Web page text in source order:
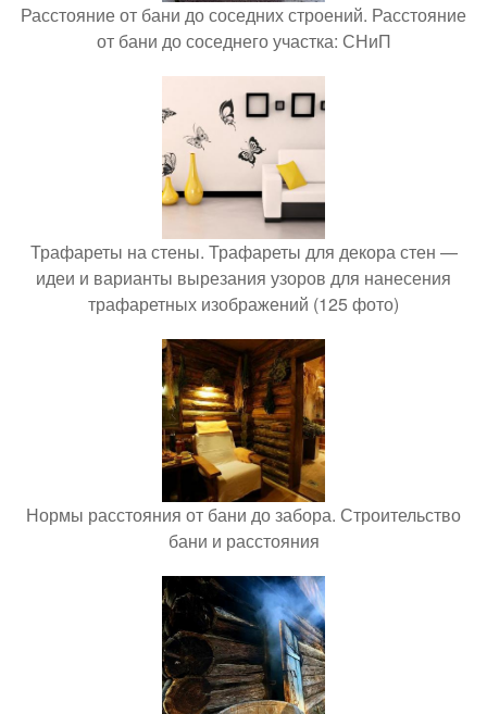
Расстояние от бани до соседних строений. Расстояние
от бани до соседнего участка: СНиП
Трафареты на стены. Трафареты для декора стен —
идеи и варианты вырезания узоров для нанесения
трафаретных изображений (125 фото)
Нормы расстояния от бани до забора. Строительство
бани и расстояния